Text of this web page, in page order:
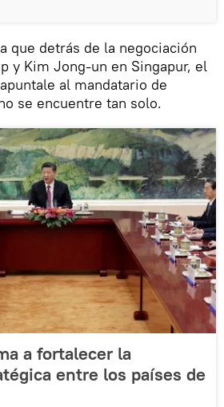
que detrás de la negociación
y Kim Jong-un en Singapur, el
al mandatario de
se encuentre tan solo.
a fortalecer la
entre los países de